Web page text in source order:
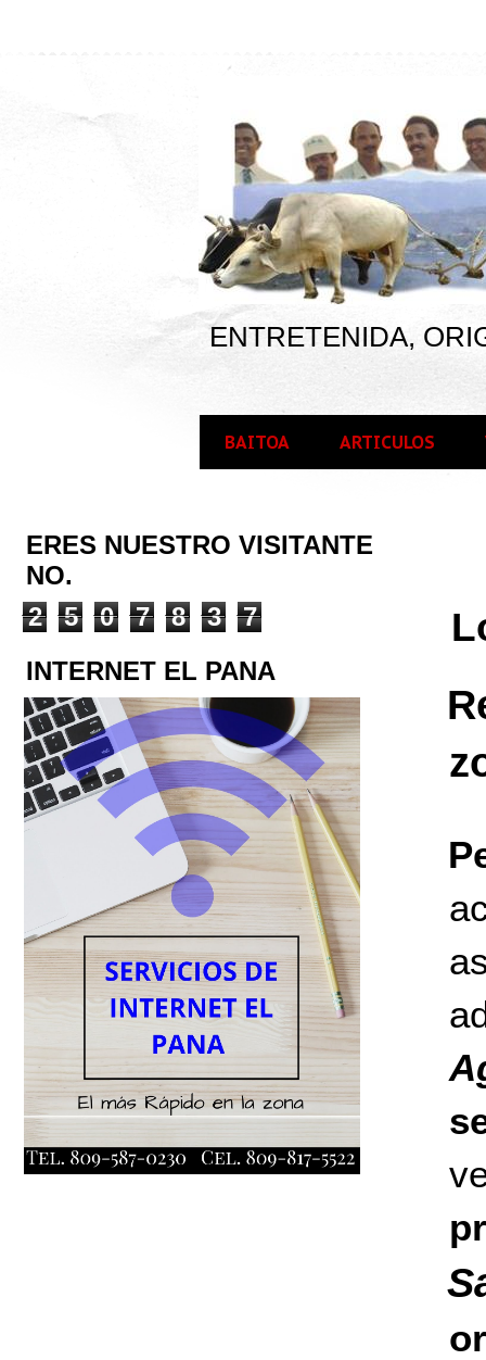
ENTRETENIDA,
BAITOA ARTICULOS
ERES NUESTRO VISITANTE
NO.
2
5 0 7 8 3
7
INTERNET EL PANA